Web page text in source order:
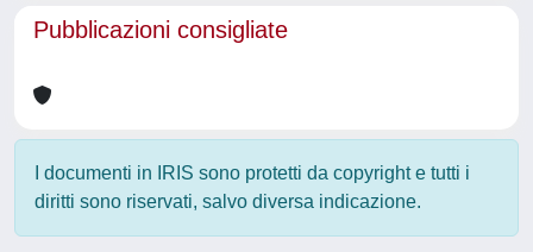
Pubblicazioni consigliate
I documenti in IRIS sono protetti da copyright e tutti i
diritti sono riservati, salvo diversa indicazione.